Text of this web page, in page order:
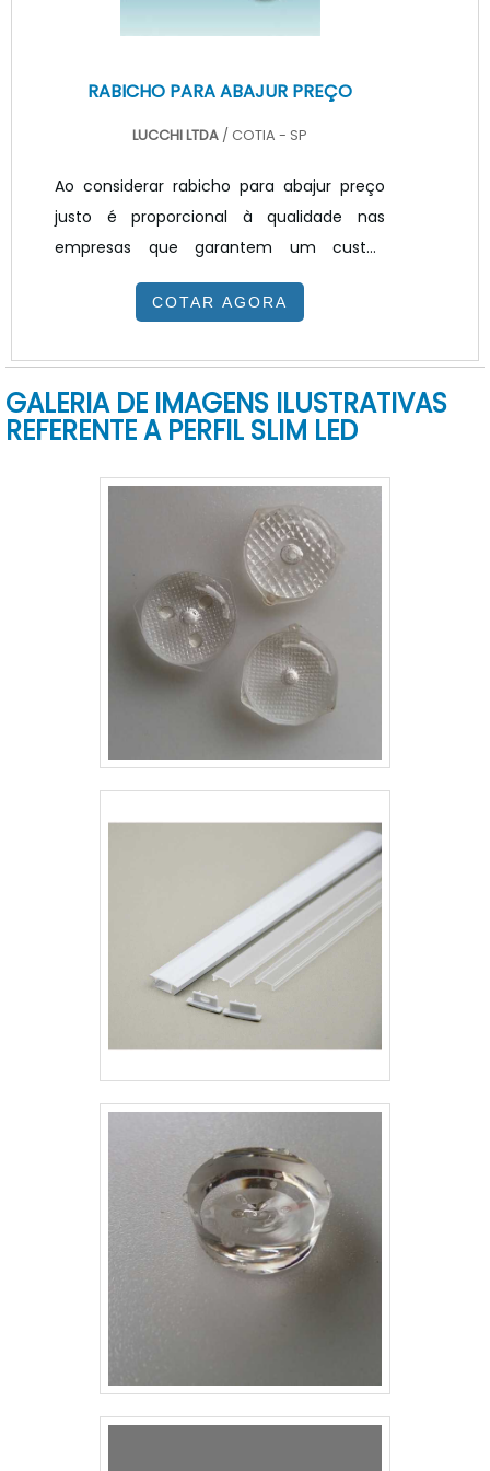
RABICHO PARA ABAJUR PREÇO
LUCCHI LTDA / COTIA - SP
Ao considerar rabicho para abajur preço
justo é proporcional à qualidade nas
empresas que garantem um custo-
benefício superior. Para identificar os
melhores distribuidores de acessórios para
no mercado, extensão e diversidade do
portfólio e soluções oferecidas para
atacado e varejo. Além disso, é muito
testado e certificado por órgãos
reguladores como o INMETRO, que
atestam a qualidade de acessórios
diversos. INFORMAÇ.
COTAR AGORA
GALERIA DE IMAGENS ILUSTRATIVAS
REFERENTE A PERFIL SLIM LED